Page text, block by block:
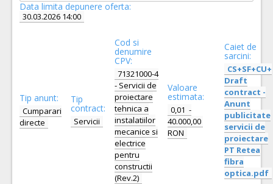
Data limita depunere oferta:
30.03.2026 14:00
Tip anunt:
Cumparari
directe
Tip
contract:
Servicii
Cod si
denumire
CPV:
71321000-4
- Servicii de
proiectare
tehnica a
instalatiilor
mecanice si
electrice
pentru
constructii
(Rev.2)
Valoare
estimata:
0,01 -
40.000,00
RON
Caiet de
sarcini:
CS+SF+CU+
Draft
contract -
Anunt
publicitate
servicii de
proiectare
PT Retea
fibra
optica.pdf